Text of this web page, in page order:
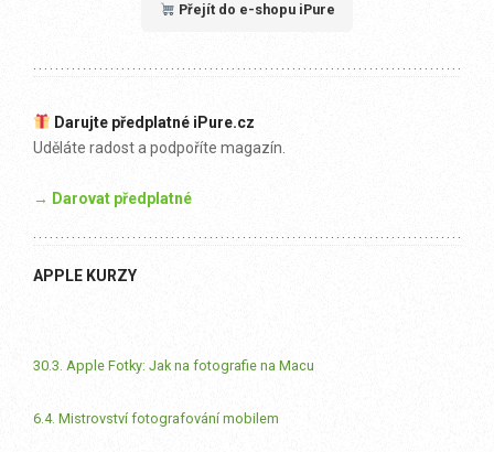
Přejít do e-shopu iPure
Darujte předplatné iPure.cz
Uděláte radost a podpoříte magazín.
→ Darovat předplatné
APPLE KURZY
30.3. Apple Fotky: Jak na fotografie na Macu
6.4. Mistrovství fotografování mobilem